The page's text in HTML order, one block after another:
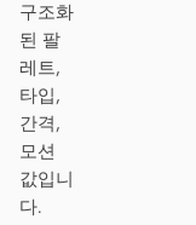
구조화
된 팔
레트,
타입,
간격,
모션
값입니
다.